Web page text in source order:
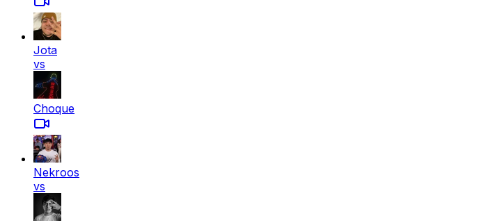
Jota
vs
Choque
Nekroos
vs